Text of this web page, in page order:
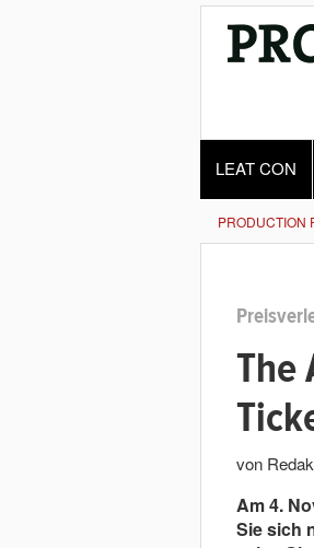
LEAT CON
PRODUCTION
The
von
Am 4.
Sie sich